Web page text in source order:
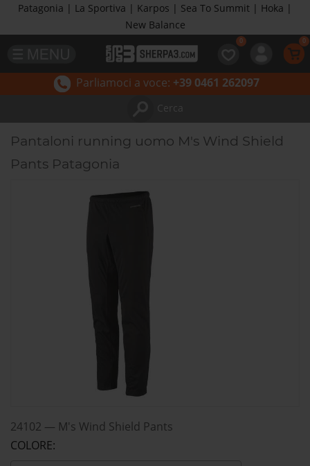
Patagonia | La Sportiva | Karpos | Sea To Summit | Hoka |
New Balance
Parliamoci a voce: +39 0461 262097
Cerca
Pantaloni running uomo M's Wind Shield
Pants Patagonia
24102 — M's Wind Shield Pants
COLORE: